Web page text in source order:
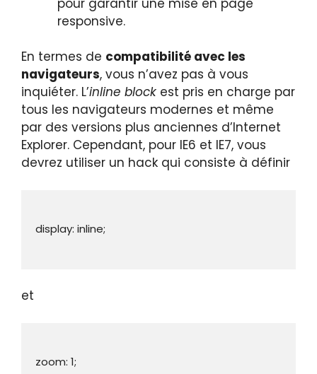
pour garantir une mise en page
responsive.
En termes de compatibilité avec les
navigateurs, vous n’avez pas à vous
inquiéter. L’inline block est pris en charge par
tous les navigateurs modernes et même
par des versions plus anciennes d’Internet
Explorer. Cependant, pour IE6 et IE7, vous
devrez utiliser un hack qui consiste à définir
et